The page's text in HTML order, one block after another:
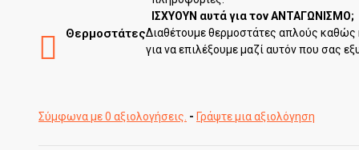
ΙΣΧΥΟΥΝ αυτά για τον ΑΝΤΑΓΩΝΙΣΜΟ;
ΘερμοστάτεςΔιαθέτουμε θερμοστάτες απλούς καθώς
για να επιλέξουμε μαζί αυτόν που σας
Σύμφωνα με 0 αξιολογήσεις. - Γράψτε μια αξιολόγηση